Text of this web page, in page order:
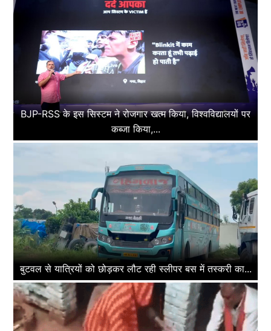
BJP-RSS के इस सिस्टम ने रोजगार खत्म किया, विश्वविद्यालयों पर
कब्जा किया,...
बुटवल से यात्रियों को छोड़कर लौट रही स्लीपर बस में तस्करी का...